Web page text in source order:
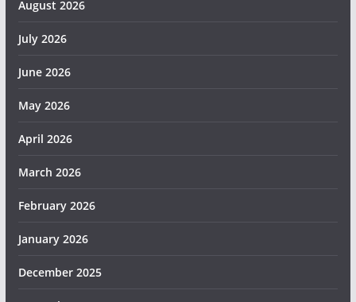
August 2026
July 2026
June 2026
May 2026
April 2026
March 2026
February 2026
January 2026
December 2025